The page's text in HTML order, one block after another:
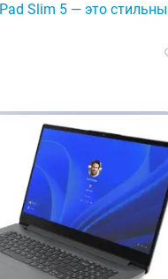
SSDSlim 5 — это